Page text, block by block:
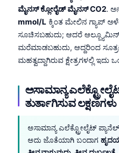
ಮೈನಸ್ ಕ್ಲೋರೈಡ್ ಮೈನಸ್ CO2.
mmol/L ಕ್ಕಿಂತ ಮೇಲಿನ ಗ್ಯಾಪ್
ಸೂಚಿಸಬಹುದು; ಆದರೆ
ಮರೆಮಾಡಬಹುದು, ಆದ್ದರಿಂದ
ಮಹತ್ವದ್ದಾಗಿರುವ ಕ್ಷೇತ್ರಗಳಲ್ಲಿ ಇದು
ಅಸಾಮಾನ್ಯ
ತುರ್ತಾಗಿಸುವ ಲಕ್ಷಣಗಳು
ಅಸಾಮಾನ್ಯ ಎಲೆಕ್ಟ್ರೋಲೈಟ್
ಅದು ಜೊತೆಯಾಗಿ ಬಂದಾಗ
ไทย
ភាសាខ្មែរ
Kiswahili
አማርኛ
Українська
O‘zbekcha
Català